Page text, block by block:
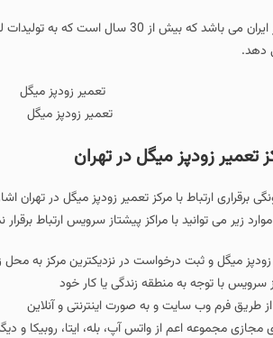
از لحاظ فنی این زودپز ساخت کشور ایران می
دهد.
تعمیر زودپز میگل
تعمیر زودپز میگل در تهران
برقراری ارتباط با مرکز تعمیر زودپز میگل در
زیر می توانید با مراکز پیشتاز سرویس ارتباط برقرار
میگل و ثبت درخواست در نزدیکترین مرکز به محل
سرویس با توجه به منطقه زندگی یا کار خود
طریق فرم وب سایت و به صورت اینترنتی و آنلاین
مجازی مجموعه اعم از واتس آپ، بله، ایتا، روبیکا و